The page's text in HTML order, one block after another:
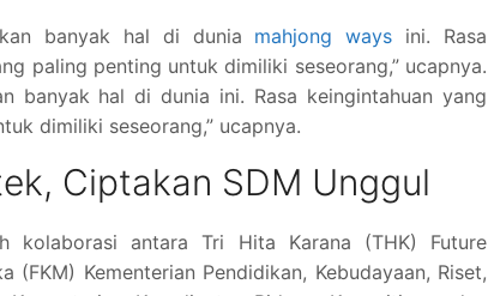
banyak hal di dunia mahjong ways ini. Rasa
paling penting untuk dimiliki seseorang,” ucapnya.
banyak hal di dunia ini. Rasa keingintahuan yang
dimiliki seseorang,” ucapnya.
Ciptakan SDM Unggul
kolaborasi antara Tri Hita Karana (THK) Future
Kementerian Pendidikan, Kebudayaan, Riset,